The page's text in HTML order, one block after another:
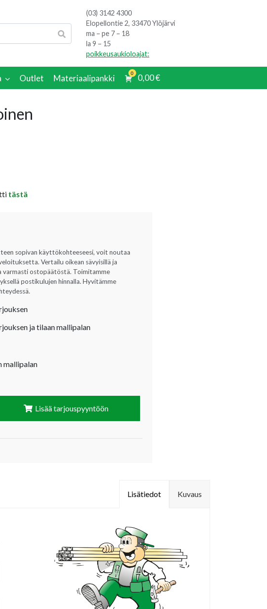
(03) 3142 4300
Elopellontie 2, 33470 Ylöjärvi
ma – pe 7 – 18
la 9 – 15
poikkeusaukioloajat:
Outlet Materiaalipankki 0 0,00€
tästä
sopivan käyttökohteeseesi, voit noutaa
Vertailu oikean sävyisillä ja
ostopäätöstä. Toimitamme
postikulujen hinnalla. Hyvitämme
ja tilaan mallipalan
mallipalan
Lisää tarjouspyyntöön
Kuvaus
Lisätiedot